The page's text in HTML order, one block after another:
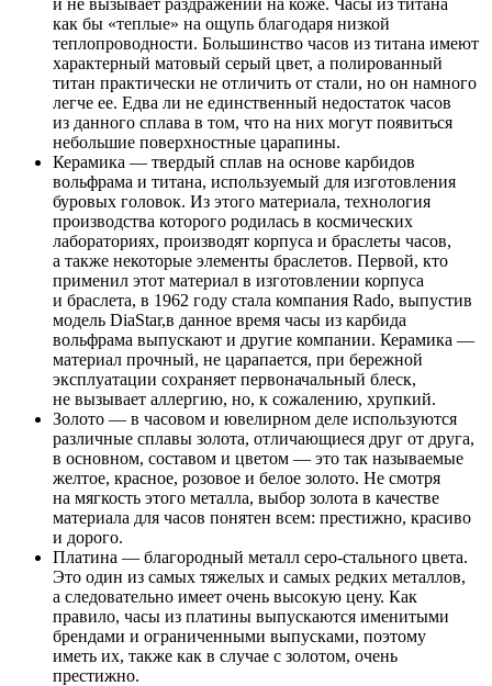
как бы «теплые» на ощупь благодаря низкой
теплопроводности. Большинство часов из титана имеют
характерный матовый серый цвет, а полированный
титан практически не отличить от стали, но он намного
легче ее. Едва ли не единственный недостаток часов
из данного сплава в том, что на них могут появиться
небольшие поверхностные царапины.
Керамика — твердый сплав на основе карбидов
вольфрама и титана, используемый для изготовления
буровых головок. Из этого материала, технология
производства которого родилась в космических
лабораториях, производят корпуса и браслеты часов,
а также некоторые элементы браслетов. Первой, кто
применил этот материал в изготовлении корпуса
и браслета, в 1962 году стала компания Rado, выпустив
модель DiaStar,в данное время часы из карбида
вольфрама выпускают и другие компании. Керамика —
материал прочный, не царапается, при бережной
эксплуатации сохраняет первоначальный блеск,
не вызывает аллергию, но, к сожалению, хрупкий.
Золото — в часовом и ювелирном деле используются
различные сплавы золота, отличающиеся друг от друга,
в основном, составом и цветом — это так называемые
желтое, красное, розовое и белое золото. Не смотря
на мягкость этого металла, выбор золота в качестве
материала для часов понятен всем: престижно, красиво
и дорого.
Платина — благородный металл серо-стального цвета.
Это один из самых тяжелых и самых редких металлов,
а следовательно имеет очень высокую цену. Как
правило, часы из платины выпускаются именитыми
брендами и ограниченными выпусками, поэтому
иметь их, также как в случае с золотом, очень
престижно.